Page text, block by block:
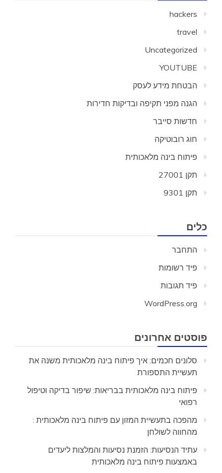
hackers
travel
Uncategorized
YOUTUBE
הבטחת מידע לעסק
הגנה מפני תקיפה ובדיקות חדירות
חדשות סייבר
חוג רובוטיקה
פיתוח בינה מלאכותית
תקן 27001
תקן 9301
כלים
התחבר
פיד רשומות
פיד תגובות
WordPress.org
פוסטים אחרונים
סלונים חכמים: איך פיתוח בינה מלאכותית משנה את
תעשיית התספורת
פיתוח בינה מלאכותית בבריאות: שיפור בדיקה וטיפול
רפואי
מהפכה בתעשיית המזון עם פיתוח בינה מלאכותית :
מהחווה לשולחן
עתיד הנסיעות: הזמנת נסיעות והמלצות ליעדים
באמצעות פיתוח בינה מלאכותית